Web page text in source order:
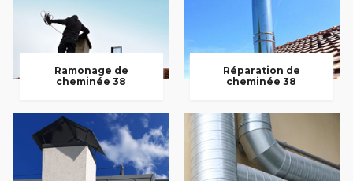
Ramonage de
cheminée 38
Réparation de
cheminée 38